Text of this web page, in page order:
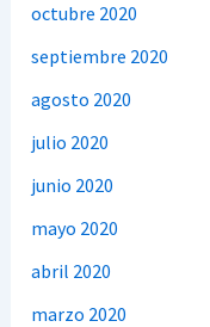
octubre 2020
septiembre 2020
agosto 2020
julio 2020
junio 2020
mayo 2020
abril 2020
marzo 2020